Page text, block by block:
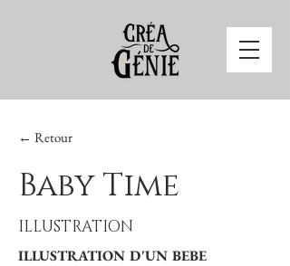
← Retour
Baby Time
ILLUSTRATION
ILLUSTRATION D'UN BEBE